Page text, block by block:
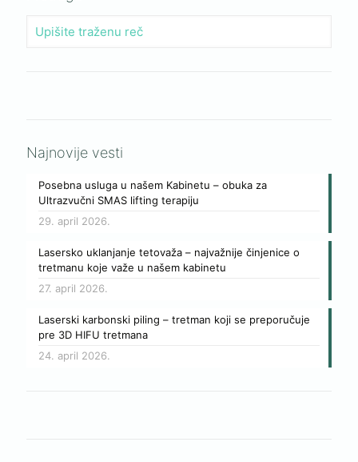
Najnovije vesti
Posebna usluga u našem Kabinetu – obuka za
Ultrazvučni SMAS lifting terapiju
29. april 2026.
Lasersko uklanjanje tetovaža – najvažnije činjenice o
tretmanu koje važe u našem kabinetu
27. april 2026.
Laserski karbonski piling – tretman koji se preporučuje
pre 3D HIFU tretmana
24. april 2026.